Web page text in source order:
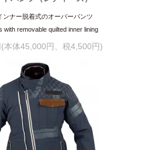
ンナー脱着式のオーバーパンツ
with removable quilted inner lining
本体45,000円、税4,500円)